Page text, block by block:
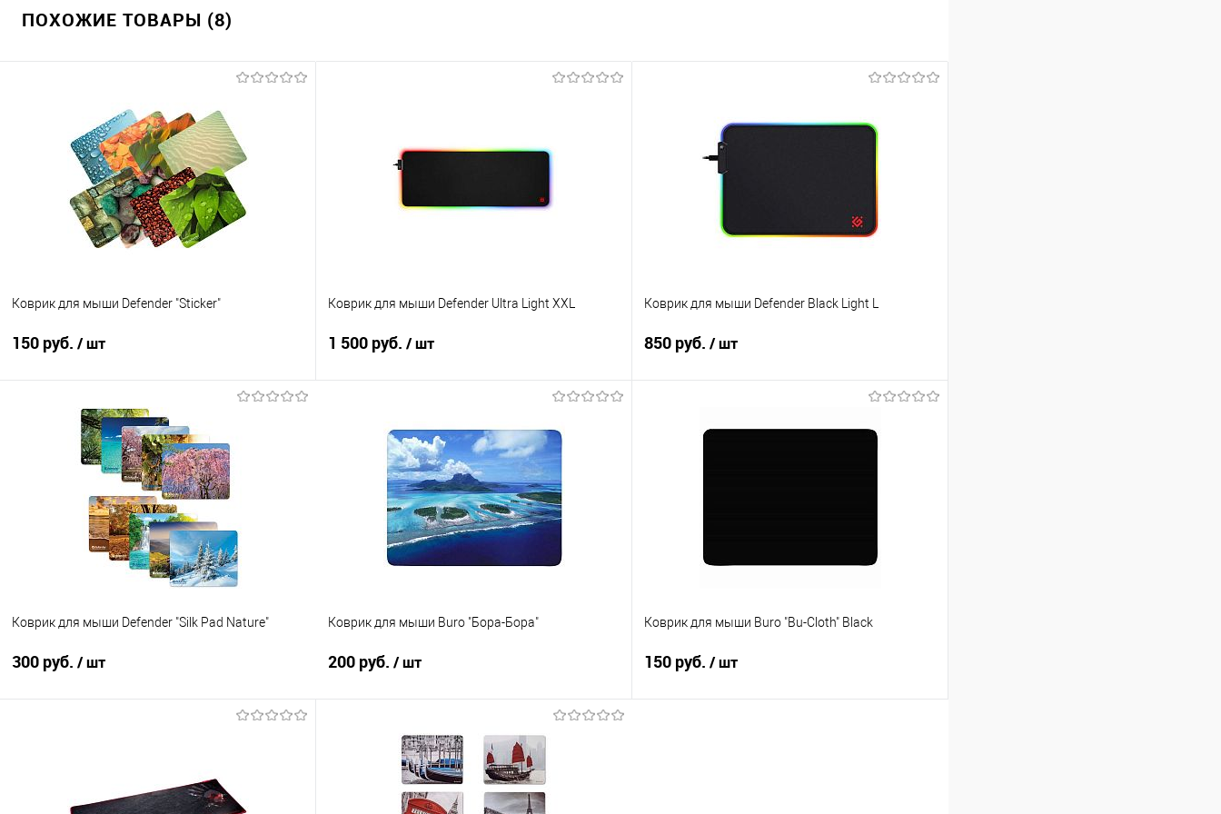
ПОХОЖИЕ ТОВАРЫ (8)
Коврик для мыши Defender "Sticker"
150 руб. / шт
В корзину
Купить в 1 клик
Сравнение
В избранное
В наличии
Коврик для мыши Defender Ultra Light XXL
1 500 руб. / шт
Купить в 1 клик
Сравнение
В избранное
В наличии
Коврик для мыши Defender Black Light L
850 руб. / шт
Коврик для мыши Defender "Silk Pad Nature"
300 руб. / шт
Сравнение
Коврик для мыши Buro "Бора-Бора"
200 руб. / шт
В корзину
Купить в 1 клик
Сравнение
Коврик для мыши Buro "Bu-Cloth" Black
150 руб. / шт